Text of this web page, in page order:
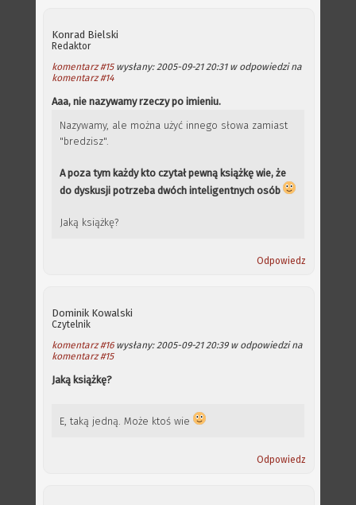
Konrad Bielski
Redaktor
komentarz #15wysłany: 2005-09-21 20:31 w odpowiedzi na
komentarz #14
Aaa, nie nazywamy rzeczy po imieniu.
Nazywamy, ale można użyć innego słowa zamiast
"bredzisz".
A poza tym każdy kto czytał pewną książkę wie, że
do dyskusji potrzeba dwóch inteligentnych osób
Jaką książkę?
Odpowiedz
Dominik Kowalski
Czytelnik
komentarz #16wysłany: 2005-09-21 20:39 w odpowiedzi na
komentarz #15
Jaką książkę?
E, taką jedną. Może ktoś wie
Odpowiedz